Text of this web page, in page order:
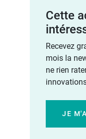
Cette
Recevez
mois la
ne rien
JE